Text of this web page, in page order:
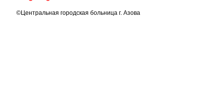
©Центральная городская больница г. Азова